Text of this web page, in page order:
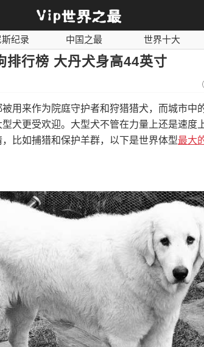
斯纪录 中国之最 世界十大
异事 历史之最 社会百科
排行榜 大丹犬身高44英寸
用来作为院庭守护者和狩猎猎犬，而城市中
型犬更受欢迎。大型犬不管在力量上还是速度
比如捕猎和保护羊群，以下是世界体型最大